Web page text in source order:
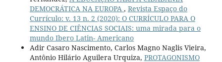
DEMOCRÁTICA NA EUROPA , Revista Espaço do
Currículo: v. 13 n. 2 (2020): O CURRÍCULO PARA O
ENSINO DE CIÊNCIAS SOCIAIS: uma mirada para o
mundo Ibero Latin- Americano
Adir Casaro Nascimento, Carlos Magno Naglis Vieira,
Antônio Hilário Aguilera Urquiza, PROTAGONISMO